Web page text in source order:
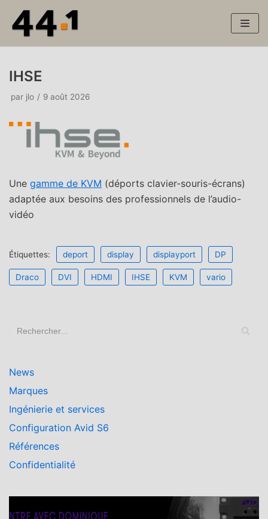
Aller
au
contenu
IHSE
par jlo 9 août 2026
Une gamme de KVM (déports clavier-souris-écrans)
adaptée aux besoins des professionnels de l’audio-
vidéo
Étiquettes: deport display displayport DP
Draco DVI HDMI IHSE KVM vario
News
Marques
Ingénierie et services
Configuration Avid S6
Références
Confidentialité